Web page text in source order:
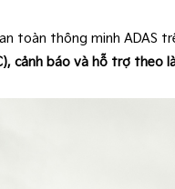
toàn thông minh ADAS
cảnh báo và hỗ trợ theo